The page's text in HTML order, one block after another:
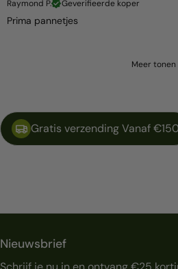
Raymond P.
Geverifieerde koper
Prima pannetjes
Meer tonen
Gratis verzending Vanaf €150
Nieuwsbrief